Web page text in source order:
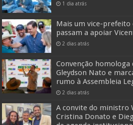
1 dia atrás
Mais um vice-prefeito
passam a apoiar
2 dias atrás
Convenção homologa
Gleydson Nato e
rumo à Assembleia
2 dias atrás
A convite do ministro
Cristina Donato e